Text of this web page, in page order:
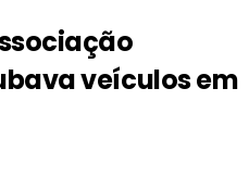
veículos em